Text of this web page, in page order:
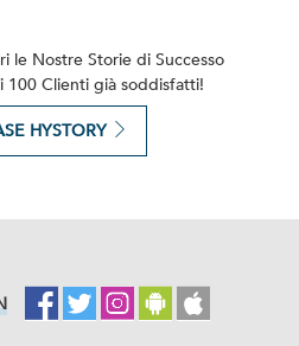
le Nostre Storie di Successo
100 Clienti già soddisfatti!
HYSTORY